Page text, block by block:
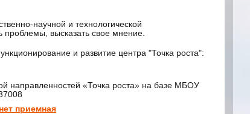
научной и технологической
высказать свое мнение.
и развитие центра "Точка роста":
направленностей «Точка роста» на базе МБОУ
приемная